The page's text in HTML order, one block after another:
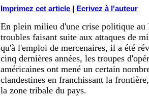
Imprimez cet article Ecrivez à l'auteur
En plein milieu d'une crise politique au
troubles faisant suite aux attaques de
qu'à l'emploi de mercenaires, il a été
cinq dernières années, les troupes
américaines ont mené un certain
clandestines en franchissant la
la zone tribale du pays.